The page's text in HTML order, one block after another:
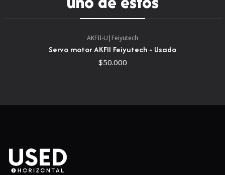
AKFII-U | Feiyutech
Servo motor AKFII Feiyutech - Usado
$50.000